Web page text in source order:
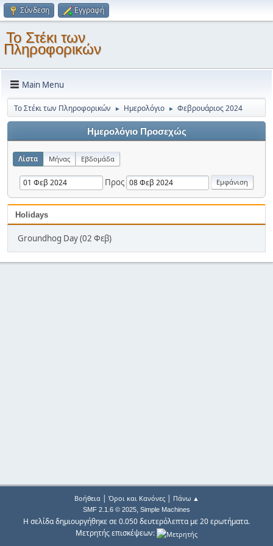
Σύνδεση Εγγραφή
Το Στέκι των
Πληροφορικών
Main Menu
Το Στέκι των Πληροφορικών ► Ημερολόγιο ► Φεβρουάριος 2024
Ημερολόγιο Προσεχώς
Λίστα Μήνας Εβδομάδα
Προς
Holidays
Groundhog Day (02 Φεβ)
Βοήθεια| Όροι και Κανόνες| Πάνω ▲
SMF 2.1.6 © 2025, Simple Machines
Η σελίδα δημιουργήθηκε σε 0.050 δευτερόλεπτα με 20 ερωτήματα.
Μετρητής επισκέψεων: